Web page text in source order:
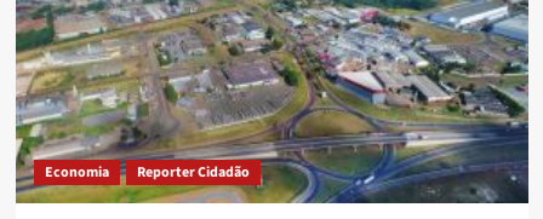
da
economia
Economia Reporter Cidadão